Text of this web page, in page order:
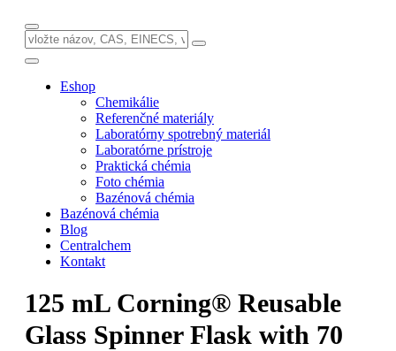
Eshop
Chemikálie
Referenčné materiály
Laboratórny spotrebný materiál
Laboratórne prístroje
Praktická chémia
Foto chémia
Bazénová chémia
Bazénová chémia
Blog
Centralchem
Kontakt
125 mL Corning® Reusable
Glass Spinner Flask with 70